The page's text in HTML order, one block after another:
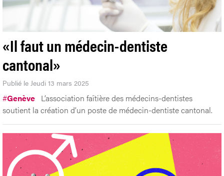
«Il faut un médecin-dentiste
cantonal»
Publié le Jeudi 13 mars 2025
#Genève L’association faîtière des médecins-dentistes
soutient la création d’un poste de médecin-dentiste cantonal.